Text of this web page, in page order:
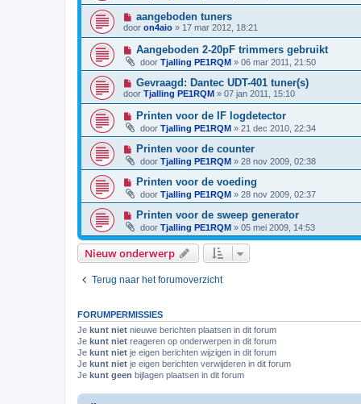
aangeboden tuners
door on4aio » 17 mar 2012, 18:21
Aangeboden 2-20pF trimmers gebruikt
door Tjalling PE1RQM » 06 mar 2011, 21:50
Gevraagd: Dantec UDT-401 tuner(s)
door Tjalling PE1RQM » 07 jan 2011, 15:10
Printen voor de IF logdetector
door Tjalling PE1RQM » 21 dec 2010, 22:34
Printen voor de counter
door Tjalling PE1RQM » 28 nov 2009, 02:38
Printen voor de voeding
door Tjalling PE1RQM » 28 nov 2009, 02:37
Printen voor de sweep generator
door Tjalling PE1RQM » 05 mei 2009, 14:53
Nieuw onderwerp
Terug naar het forumoverzicht
FORUMPERMISSIES
Je kunt niet nieuwe berichten plaatsen in dit forum
Je kunt niet reageren op onderwerpen in dit forum
Je kunt niet je eigen berichten wijzigen in dit forum
Je kunt niet je eigen berichten verwijderen in dit forum
Je kunt geen bijlagen plaatsen in dit forum